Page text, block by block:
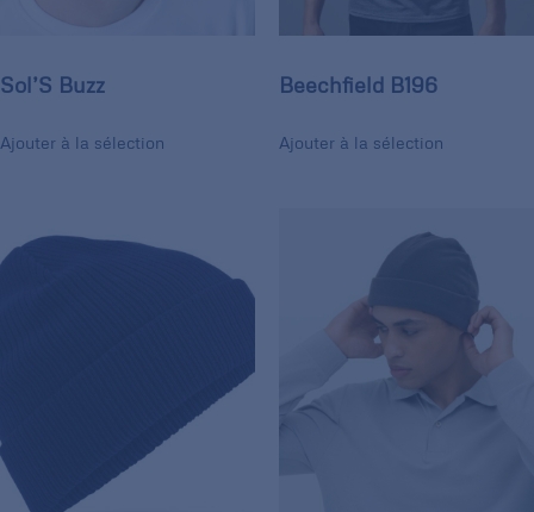
Sol’S Buzz
Ajouter à la sélection
Beechfield B196
Ajouter à la sélection